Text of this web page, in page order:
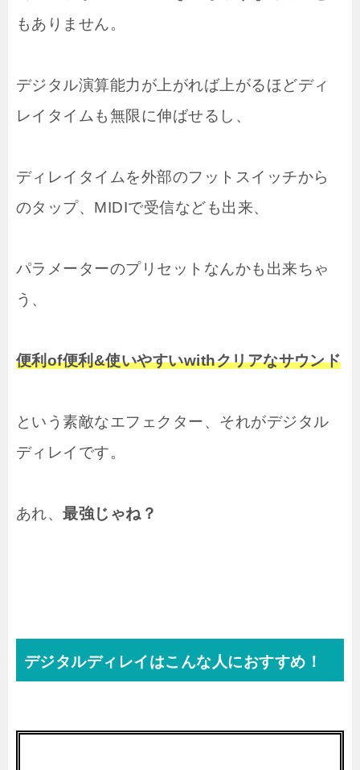
もありません。
デジタル演算能力が上がれば上がるほどディ
レイタイムも無限に伸ばせるし、
ディレイタイムを外部のフットスイッチから
のタップ、MIDIで受信なども出来、
パラメーターのプリセットなんかも出来ちゃ
う、
便利of便利&使いやすいwithクリアなサウンド
という素敵なエフェクター、それがデジタル
ディレイです。
あれ、最強じゃね？
デジタルディレイはこんな人におすすめ！